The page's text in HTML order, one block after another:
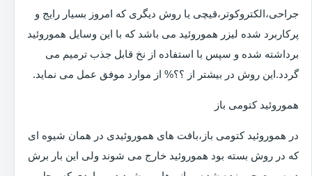
جراحی،الکتروکوتر،قیچی یا روش دیگری که امروز بسیار رایج و
پرکاربرد شده لیزر هموروئید می باشد که با این وسایل هموروئید
برداشته شده و سپس با استفاده از نخ قابل جذب ترمیم می
گردد.این روش در بیشتر از ؟؟% از موارد موفق عمل می نماید.
هموروئید کتومی باز
در هموروئید کتومی باز،بافت های هموروئیدی در همان شیوه ای
که در روش بسته بود هموروئید خارج می شوند ولی این بار برش